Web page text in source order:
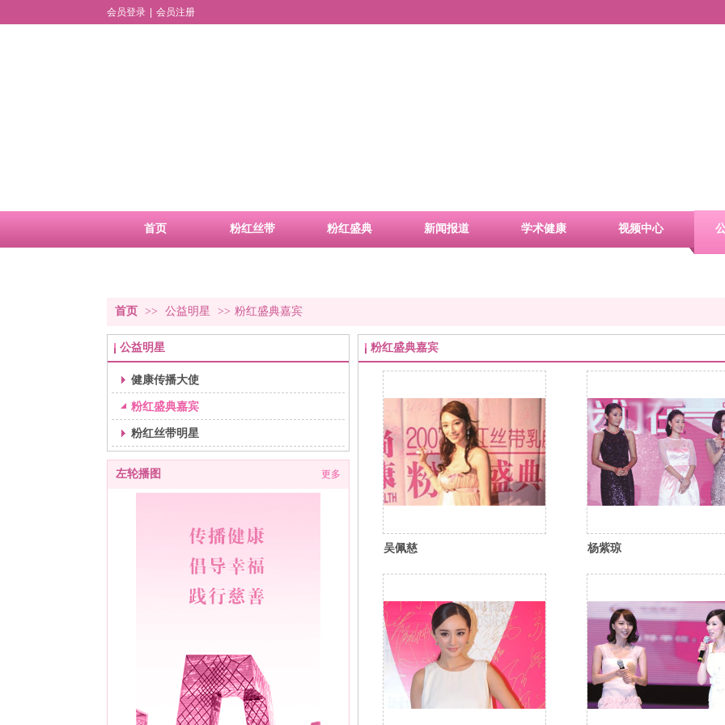
会员登录 会员注册
首页 粉红丝带 粉红盛典 新闻报道 学术健康 视频中心
首页 >> 公益明星 >> 粉红盛典嘉宾
公益明星
健康传播大使
粉红盛典嘉宾
粉红丝带明星
左轮播图 更多
粉红盛典嘉宾
吴佩慈 杨紫琼